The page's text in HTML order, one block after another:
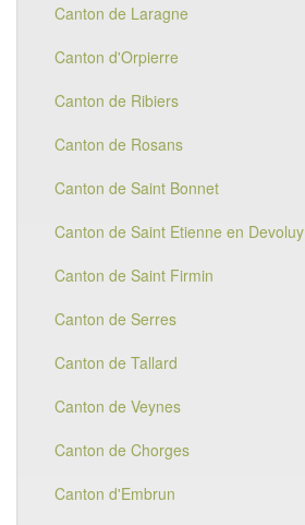
Canton de Laragne
Canton d'Orpierre
Canton de Ribiers
Canton de Rosans
Canton de Saint Bonnet
Canton de Saint Etienne en Devoluy
Canton de Saint Firmin
Canton de Serres
Canton de Tallard
Canton de Veynes
Canton de Chorges
Canton d'Embrun